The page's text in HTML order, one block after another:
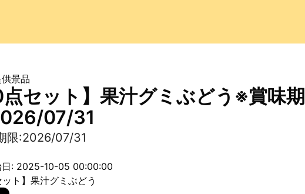
景品
点セット】果汁グミぶどう※賞味期
07/31
限:2026/07/31
日: 2025-10-05 00:00:00
ット】果汁グミぶどう